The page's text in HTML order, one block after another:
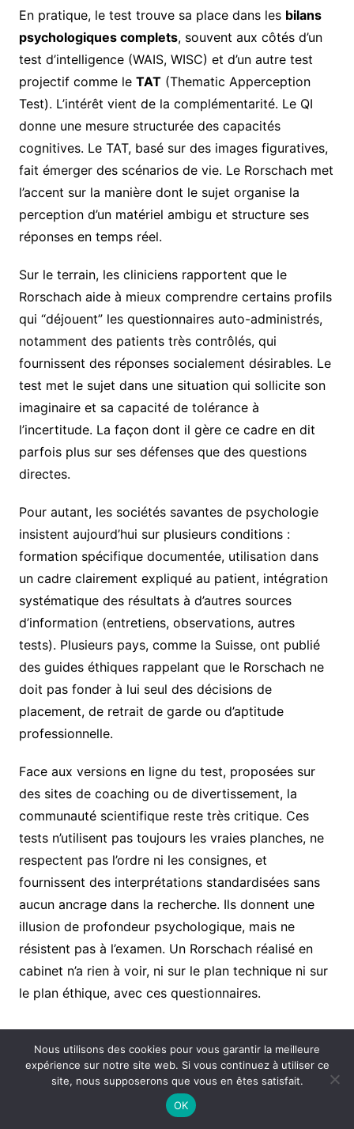
En pratique, le test trouve sa place dans les bilans
psychologiques complets, souvent aux côtés d’un
test d’intelligence (WAIS, WISC) et d’un autre test
projectif comme le TAT(Thematic Apperception
Test). L’intérêt vient de la complémentarité. Le QI
donne une mesure structurée des capacités
cognitives. Le TAT, basé sur des images figuratives,
fait émerger des scénarios de vie. Le Rorschach met
l’accent sur la manière dont le sujet organise la
perception d’un matériel ambigu et structure ses
réponses en temps réel.
Sur le terrain, les cliniciens rapportent que le
Rorschach aide à mieux comprendre certains profils
qui “déjouent” les questionnaires auto-administrés,
notamment des patients très contrôlés, qui
fournissent des réponses socialement désirables. Le
test met le sujet dans une situation qui sollicite son
imaginaire et sa capacité de tolérance à
l’incertitude. La façon dont il gère ce cadre en dit
parfois plus sur ses défenses que des questions
directes.
Pour autant, les sociétés savantes de psychologie
insistent aujourd’hui sur plusieurs conditions :
formation spécifique documentée, utilisation dans
un cadre clairement expliqué au patient, intégration
systématique des résultats à d’autres sources
d’information (entretiens, observations, autres
tests). Plusieurs pays, comme la Suisse, ont publié
des guides éthiques rappelant que le Rorschach ne
doit pas fonder à lui seul des décisions de
placement, de retrait de garde ou d’aptitude
professionnelle.
Face aux versions en ligne du test, proposées sur
des sites de coaching ou de divertissement, la
communauté scientifique reste très critique. Ces
tests n’utilisent pas toujours les vraies planches, ne
respectent pas l’ordre ni les consignes, et
fournissent des interprétations standardisées sans
aucun ancrage dans la recherche. Ils donnent une
illusion de profondeur psychologique, mais ne
résistent pas à l’examen. Un Rorschach réalisé en
cabinet n’a rien à voir, ni sur le plan technique ni sur
le plan éthique, avec ces questionnaires.
Ce que vous pouvez
raisonnablement attendre d’un test
Nous utilisons des cookies pour vous garantir la meilleure
expérience sur notre site web. Si vous continuez à utiliser ce
site, nous supposerons que vous en êtes satisfait.
OK